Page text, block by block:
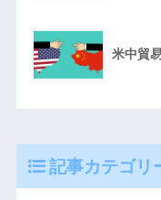
米中貿
記事カテゴリ